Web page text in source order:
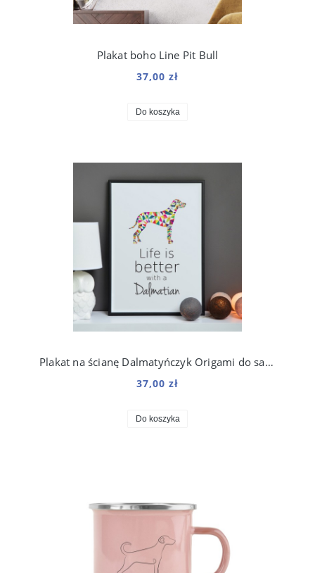
Plakat boho Line Pit Bull
37,00 zł
Do koszyka
Plakat na ścianę Dalmatyńczyk Origami do salonu
37,00 zł
Do koszyka